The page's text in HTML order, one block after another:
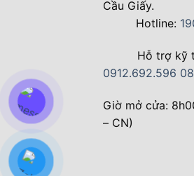
Cầu Giấy.
Hotline:
Hỗ trợ kỹ
0912.692.596
Giờ mở cửa:
– CN)